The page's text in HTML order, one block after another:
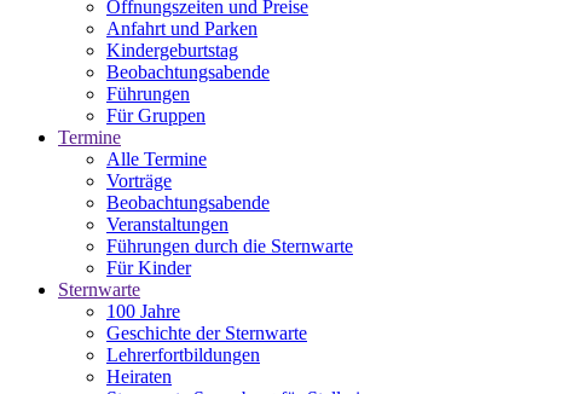
Öffnungszeiten und Preise
Anfahrt und Parken
Kindergeburtstag
Beobachtungsabende
Führungen
Für Gruppen
Termine
Alle Termine
Vorträge
Beobachtungsabende
Veranstaltungen
Führungen durch die Sternwarte
Für Kinder
Sternwarte
100 Jahre
Geschichte der Sternwarte
Lehrerfortbildungen
Heiraten